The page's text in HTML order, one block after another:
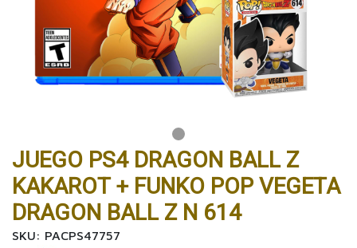
JUEGO PS4 DRAGON BALL Z
KAKAROT + FUNKO POP VEGETA
DRAGON BALL Z N 614
SKU: PACPS47757